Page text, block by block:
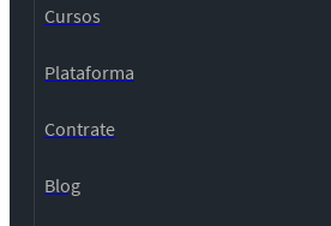
Cursos
Plataforma
Contrate
Blog